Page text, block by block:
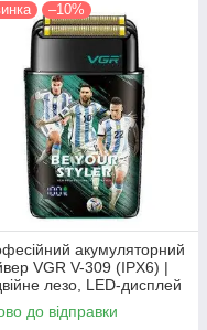
–10%
акумуляторний
VGR V-309 (IPX6) |
лезо, LED-дисплей
швидкості (до 7500 RPM)
до відправки